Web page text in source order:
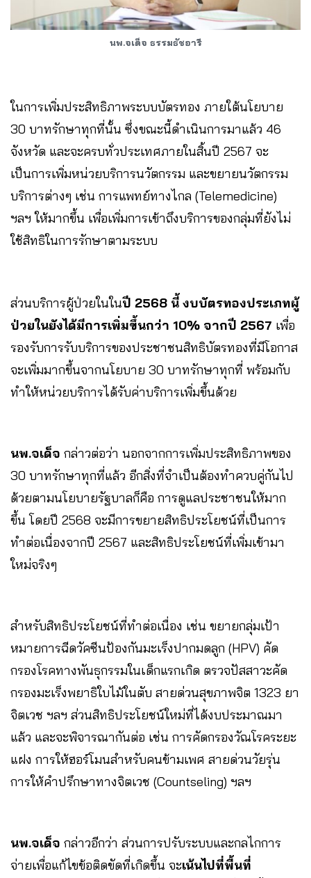
นพ.จเด็จ ธรรมธัชอารี
ในการเพิ่มประสิทธิภาพระบบบัตรทอง ภายใต้นโยบาย
30 บาทรักษาทุกที่นั้น ซึ่งขณะนี้ดำเนินการมาแล้ว 46
จังหวัด และจะครบทั่วประเทศภายในสิ้นปี 2567 จะ
เป็นการเพิ่มหน่วยบริการนวัตกรรม และขยายนวัตกรรม
บริการต่างๆ เช่น การแพทย์ทางไกล (Telemedicine)
ฯลฯ ให้มากขึ้น เพื่อเพิ่มการเข้าถึงบริการของกลุ่มที่ยังไม่
ใช้สิทธิในการรักษาตามระบบ
ส่วนบริการผู้ป่วยในในปี 2568 นี้ งบบัตรทองประเภทผู้
ป่วยในยังได้มีการเพิ่มขึ้นกว่า 10% จากปี 2567 เพื่อ
รองรับการรับบริการของประชาชนสิทธิบัตรทองที่มีโอกาส
จะเพิ่มมากขึ้นจากนโยบาย 30 บาทรักษาทุกที่ พร้อมกับ
ทำให้หน่วยบริการได้รับค่าบริการเพิ่มขึ้นด้วย
นพ.จเด็จ กล่าวต่อว่า นอกจากการเพิ่มประสิทธิภาพของ
30 บาทรักษาทุกที่แล้ว อีกสิ่งที่จำเป็นต้องทำควบคู่กันไป
ด้วยตามนโยบายรัฐบาลก็คือ การดูแลประชาชนให้มาก
ขึ้น โดยปี 2568 จะมีการขยายสิทธิประโยชน์ที่เป็นการ
ทำต่อเนื่องจากปี 2567 และสิทธิประโยชน์ที่เพิ่มเข้ามา
ใหม่จริงๆ
สำหรับสิทธิประโยชน์ที่ทำต่อเนื่อง เช่น ขยายกลุ่มเป้า
หมายการฉีดวัคซีนป้องกันมะเร็งปากมดลูก (HPV) คัด
กรองโรคทางพันธุกรรมในเด็กแรกเกิด ตรวจปัสสาวะคัด
กรองมะเร็งพยาธิใบไม้ในตับ สายด่วนสุขภาพจิต 1323 ยา
จิตเวช ฯลฯ ส่วนสิทธิประโยชน์ใหม่ที่ได้งบประมาณมา
แล้ว และจะพิจารณากันต่อ เช่น การคัดกรองวัณโรคระยะ
แฝง การให้ฮอร์โมนสำหรับคนข้ามเพศ สายด่วนวัยรุ่น
การให้คำปรึกษาทางจิตเวช (Countseling) ฯลฯ
นพ.จเด็จ กล่าวอีกว่า ส่วนการปรับระบบและกลไกการ
จ่ายเพื่อแก้ไขข้อติดขัดที่เกิดขึ้น จะเน้นไปที่พื้นที่